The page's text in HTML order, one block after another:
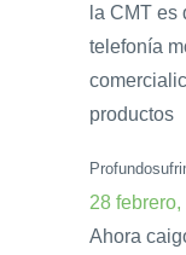
la CMT
telefonía
productos
28
Ahora